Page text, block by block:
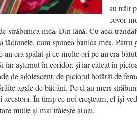
au trăit
covor
străbunica mea. Din lână. Cu acei
tăciunele, cum spunea bunica mea. Patru
an era spălat și de multe ori pe an era
iar așternut în coridor, și iar călcat în
de adolescent, de piciorul hotărât de
agale de bătrâni. Pe el au mers
În timp ce noi creșteam, el își
multe și mai trăiește și azi.